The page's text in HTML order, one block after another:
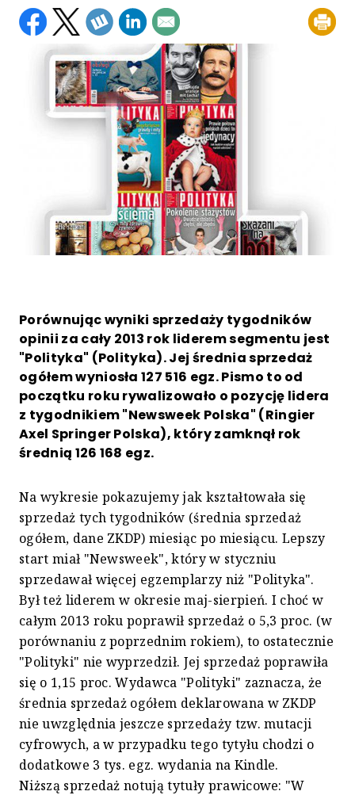
Porównując wyniki sprzedaży tygodników
opinii za cały 2013 rok liderem segmentu jest
"Polityka" (Polityka). Jej średnia sprzedaż
ogółem wyniosła 127 516 egz. Pismo to od
początku roku rywalizowało o pozycję lidera
z tygodnikiem "Newsweek Polska" (Ringier
Axel Springer Polska), który zamknął rok
średnią 126 168 egz.
Na wykresie pokazujemy jak kształtowała się
sprzedaż tych tygodników (średnia sprzedaż
ogółem, dane ZKDP) miesiąc po miesiącu. Lepszy
start miał "Newsweek", który w styczniu
sprzedawał więcej egzemplarzy niż "Polityka".
Był też liderem w okresie maj-sierpień. I choć w
całym 2013 roku poprawił sprzedaż o 5,3 proc. (w
porównaniu z poprzednim rokiem), to ostatecznie
"Polityki" nie wyprzedził. Jej sprzedaż poprawiła
się o 1,15 proc. Wydawca "Polityki" zaznacza, że
średnia sprzedaż ogółem deklarowana w ZKDP
nie uwzględnia jeszcze sprzedaży tzw. mutacji
cyfrowych, a w przypadku tego tytyłu chodzi o
dodatkowe 3 tys. egz. wydania na Kindle.
Niższą sprzedaż notują tytuły prawicowe: "W